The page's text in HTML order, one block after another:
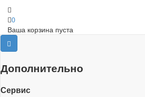
0
Ваша корзина пуста
Дополнительно
Сервис